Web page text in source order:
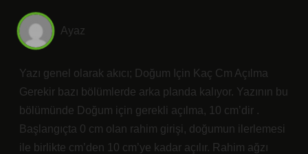
Ayaz
Yazı genel olarak akıcı; Doğum Için Kaç Cm Açılma
Gerekir bazı bölümlerde arka planda kalıyor. Yazının bu
bölümünde Doğum için gerekli açılma, 10 cm’dir .
Başlangıçta 0 cm olan rahim girişi, doğumun ilerlemesi
ile birlikte cm’den 10 cm’ye kadar açılır. Rahim ağzı